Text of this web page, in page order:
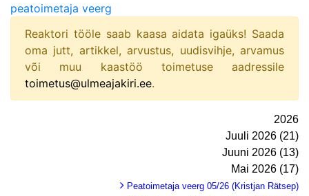
peatoimetaja veerg
Reaktori tööle saab kaasa aidata igaüks! Saada
oma jutt, artikkel, arvustus, uudisvihje, arvamus
või muu kaastöö toimetuse aadressile
toimetus@ulmeajakiri.ee.
2026
Juuli 2026 (21)
Juuni 2026 (13)
Mai 2026 (17)
Peatoimetaja veerg 05/26 (Kristjan Rätsep)